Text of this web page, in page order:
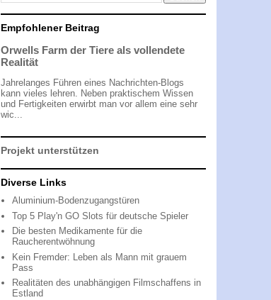
Empfohlener Beitrag
Orwells Farm der Tiere als vollendete
Realität
Jahrelanges Führen eines Nachrichten-Blogs
kann vieles lehren. Neben praktischem Wissen
und Fertigkeiten erwirbt man vor allem eine sehr
wic...
Projekt unterstützen
Diverse Links
Aluminium-Bodenzugangstüren
Top 5 Play'n GO Slots für deutsche Spieler
Die besten Medikamente für die
Raucherentwöhnung
Kein Fremder: Leben als Mann mit grauem
Pass
Realitäten des unabhängigen Filmschaffens in
Estland